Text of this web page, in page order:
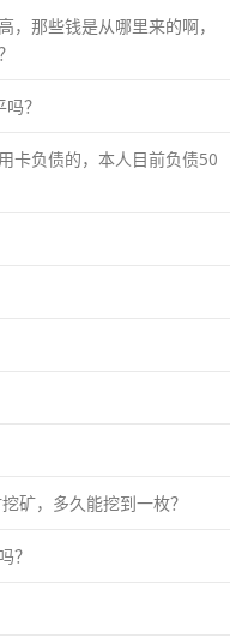
那些钱是从哪里来的啊，
？
卡负债的，本人目前负债50
矿，多久能挖到一枚？
？